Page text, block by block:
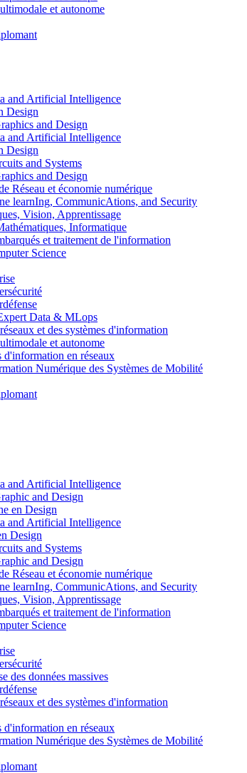
et autonome
Artificial Intelligence
Design
and Design
Artificial Intelligence
Design
and Systems
and Design
Réseau et économie numérique
learnIng, CommunicAtions, and Security
Vision, Apprentissage
Informatique
et traitement de l'information
Science
Data & MLops
et des systèmes d'information
et autonome
d'information en réseaux
Numérique des Systèmes de Mobilité
Artificial Intelligence
and Design
en Design
Artificial Intelligence
Design
and Systems
and Design
Réseau et économie numérique
learnIng, CommunicAtions, and Security
Vision, Apprentissage
et traitement de l'information
Science
des données massives
et des systèmes d'information
d'information en réseaux
Numérique des Systèmes de Mobilité